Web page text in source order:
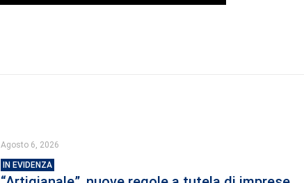
Agosto 6, 2026
IN EVIDENZA